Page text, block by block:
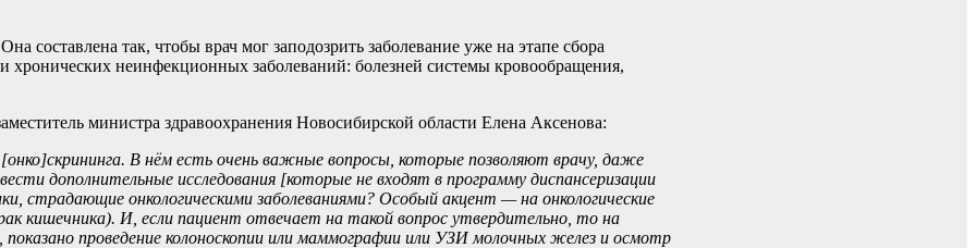
составлена так, чтобы врач мог заподозрить заболевание уже на этапе сбора
хронических неинфекционных заболеваний: болезней системы кровообращения,
министра здравоохранения Новосибирской области Елена Аксенова:
В нём есть очень важные вопросы, которые позволяют врачу, даже
дополнительные исследования [которые не входят в программу диспансеризации
страдающие онкологическими заболеваниями? Особый акцент — на онкологические
кишечника). И, если пациент отвечает на такой вопрос утвердительно, то на
проведение колоноскопии или маммографии или УЗИ молочных желез и осмотр